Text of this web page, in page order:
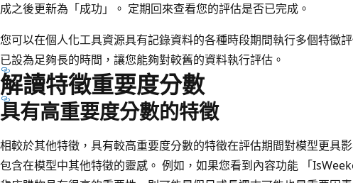
成之後更新為「成功」。 定期回來查看您的評估是否已完成。
您可以在個人化工具資源具有記錄資料的各種時段期間執行多個特徵
已設為足夠長的時間，讓您能夠對較舊的資料執行評估。
解讀特徵重要度分數
具有高重要度分數的特徵
相較於其他特徵，具有較高重要度分數的特徵在評估期間對模型更具
包含在模型中其他特徵的靈感。 例如，如果您看到內容功能 「